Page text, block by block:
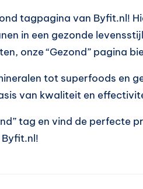
tagpagina van Byfit.nl!
in een gezonde
onze “Gezond” pagina
tot superfoods en
van kwaliteit en
tag en vind de perfecte